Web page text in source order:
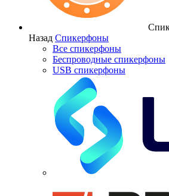
Назад Спикерфоны
Все спикерфоны
Беспроводные спикерфоны
USB спикерфоны